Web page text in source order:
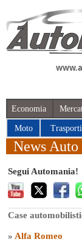
Economia
Moto Trasporti
News
Segui Automania!
Case
» Alfa Romeo